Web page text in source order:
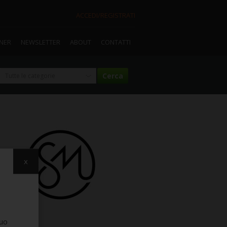
ACCEDI/REGISTRATI
NEWSLETTER ABOUT CONTATTI
x